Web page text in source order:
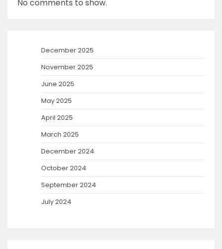
No comments to show.
December 2025
November 2025
June 2025
May 2025
April 2025
March 2025
December 2024
October 2024
September 2024
July 2024